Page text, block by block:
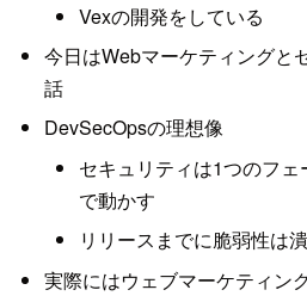
Vexの開発をしている
今日はWebマーケティングと
話
DevSecOpsの理想像
セキュリティは1つのフ
で動かす
リリースまでに脆弱性は
実際にはウェブマーケティン